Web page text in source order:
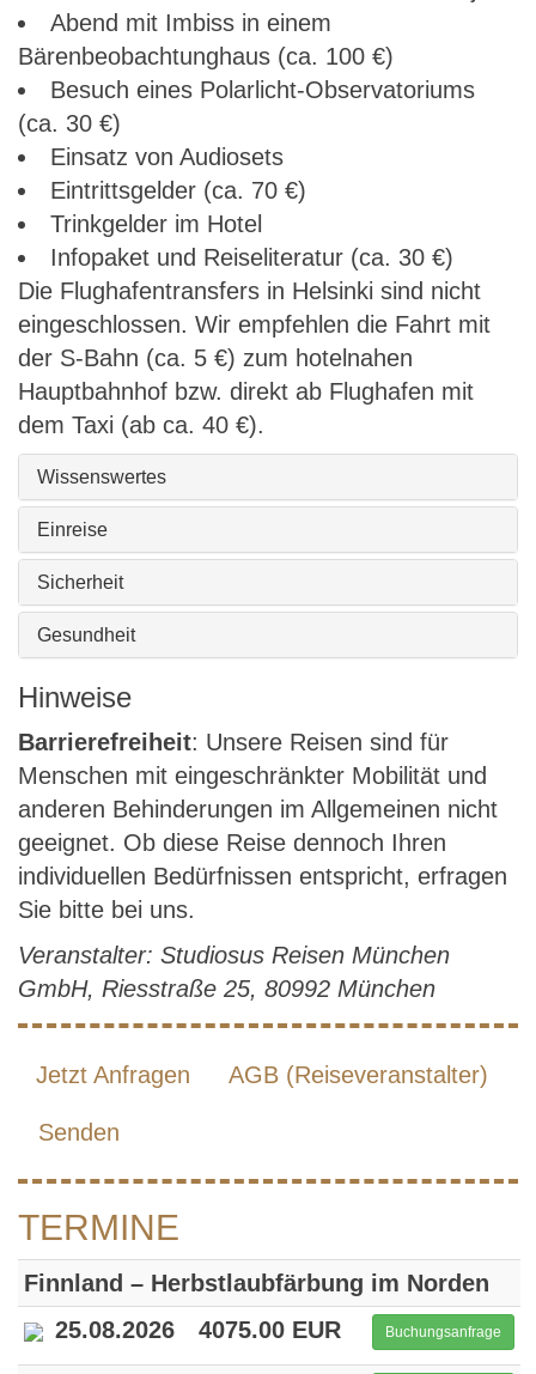
Abend mit Imbiss in einem
Bärenbeobachtunghaus (ca. 100 €)
Besuch eines Polarlicht-Observatoriums
(ca. 30 €)
Einsatz von Audiosets
Eintrittsgelder (ca. 70 €)
Trinkgelder im Hotel
Infopaket und Reiseliteratur (ca. 30 €)
Die Flughafentransfers in Helsinki sind nicht
eingeschlossen. Wir empfehlen die Fahrt mit
der S-Bahn (ca. 5 €) zum hotelnahen
Hauptbahnhof bzw. direkt ab Flughafen mit
dem Taxi (ab ca. 40 €).
Wissenswertes
Einreise
Sicherheit
Gesundheit
Hinweise
Barrierefreiheit: Unsere Reisen sind für
Menschen mit eingeschränkter Mobilität und
anderen Behinderungen im Allgemeinen nicht
geeignet. Ob diese Reise dennoch Ihren
individuellen Bedürfnissen entspricht, erfragen
Sie bitte bei uns.
Veranstalter: Studiosus Reisen München
GmbH, Riesstraße 25, 80992 München
Jetzt Anfragen AGB (Reiseveranstalter)
Senden
TERMINE
Finnland – Herbstlaubfärbung im Norden
25.08.2026
4075.00 EUR Buchungsanfrage